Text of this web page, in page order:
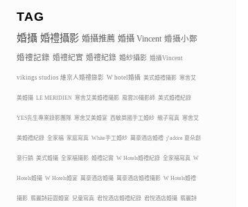
TAG
婚攝 婚禮攝影 婚攝推薦 婚攝 Vincent 婚攝小鄭
婚禮記錄 婚禮紀實 婚禮紀錄 婚紗攝影 婚攝Vincent
vikings studios 維京人婚禮錄影 W hotel婚攝 美式婚禮攝影 寒舍艾
美婚攝 LE MERIDIEN 寒舍艾美婚禮攝影 風雲20攝影師 美式婚禮紀錄
YES先生專業錄影團隊 寒舍艾美婚宴 西敏英國手工婚紗 親子寫真 寒舍艾
美婚禮紀錄 全家福 家庭寫真 White手工婚紗 萬豪酒店婚禮 j’adore 夏朵創
意行銷 美式婚攝 全家福攝影 婚禮記實 W Hotels婚禮紀錄 全家福寫真 W
Hotels婚攝 W Hotels婚宴 萬豪酒店婚攝 萬豪酒店婚禮攝影 W Hotels婚禮
攝影 翡麗詩莊園婚宴 兒童寫真 君悅酒店婚禮紀錄 君悅酒店婚攝 翡麗詩